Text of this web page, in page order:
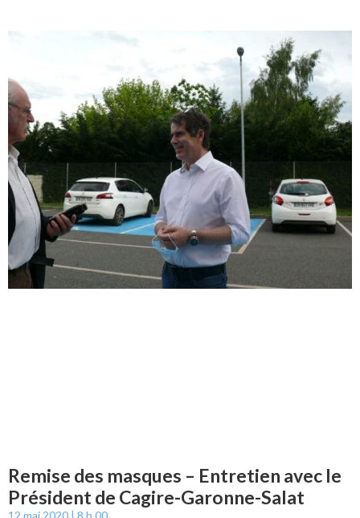
Remise des masques – Entretien avec le
Président de Cagire-Garonne-Salat
12 mai 2020 8 h 00